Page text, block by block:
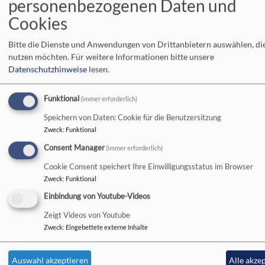
So, 16.8. 9:30 Uhr
GD mit Lektorin Scherl - auch live auf YouTube
Speichersdorfin der Evang. Christuskirche
Mo, 17.8. 9-10:30 Uhr
Gebetskreis
Speichersdorf
personenbezogenen Daten und
Cookies
Bitte die Dienste und Anwendungen von Drittanbietern auswählen,
nutzen möchten. Für weitere Informationen bitte unsere
Datenschutzhinweise lesen.
Funktional (immer erforderlich)
Speichern von Daten: Cookie für die Benutzersitzung
Zweck: Funktional
Consent Manager(immer erforderlich)
Cookie Consent speichert Ihre Einwilligungsstatus im Browser
Zweck: Funktional
Einbindung von Youtube-Videos
Zeigt Videos von Youtube
Zweck: Eingebettete externe Inhalte
Auswahl akzeptieren Alle